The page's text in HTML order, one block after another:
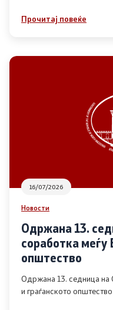
Извештаи
Список на ОЈИ
Контакт
Прочитај повеќе
16/07/2026
Новости
Одржана 13.
соработка меѓу
општество
Одржана 13. седница на
и граѓанското општество